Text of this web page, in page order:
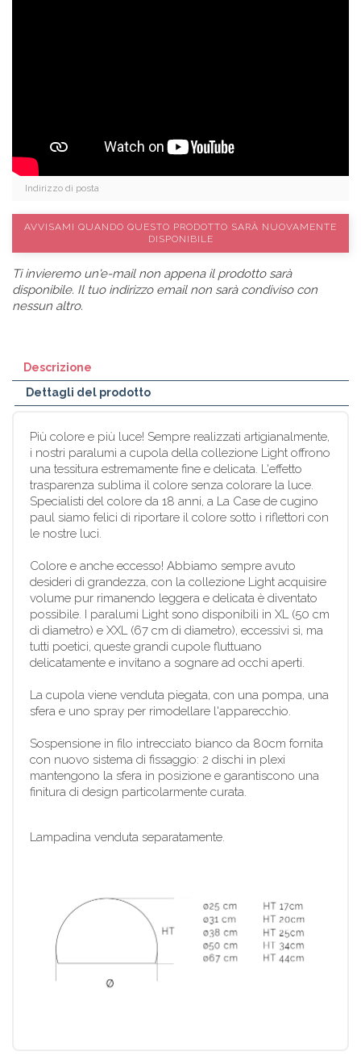
AVVISAMI QUANDO QUESTO PRODOTTO SARÀ NUOVAMENTE
DISPONIBILE
Ti invieremo un'e-mail non appena il prodotto sarà
disponibile. Il tuo indirizzo email non sarà condiviso con
nessun altro.
Descrizione
Dettagli del prodotto
Più colore e più luce! Sempre realizzati artigianalmente,
i nostri paralumi a cupola della collezione Light offrono
una tessitura estremamente fine e delicata. L'effetto
trasparenza sublima il colore senza colorare la luce.
Specialisti del colore da 18 anni, a La Case de cugino
paul siamo felici di riportare il colore sotto i riflettori con
le nostre luci.
Colore e anche eccesso! Abbiamo sempre avuto
desideri di grandezza, con la collezione Light acquisire
volume pur rimanendo leggera e delicata è diventato
possibile. I paralumi Light sono disponibili in XL (50 cm
di diametro) e XXL (67 cm di diametro), eccessivi sì, ma
tutti poetici, queste grandi cupole fluttuano
delicatamente e invitano a sognare ad occhi aperti.
La cupola viene venduta piegata, con una pompa, una
sfera e uno spray per rimodellare l'apparecchio.
Sospensione in filo intrecciato bianco da 80cm fornita
con nuovo sistema di fissaggio: 2 dischi in plexi
mantengono la sfera in posizione e garantiscono una
finitura di design particolarmente curata.
Lampadina venduta separatamente.